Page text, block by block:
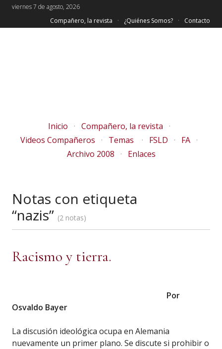
viernes 7 de agosto, 2026
Compañero, la revista
¿Quiénes Somos? Contacto
Inicio
Compañero, la revista
Videos Compañeros
Temas FSLD
FA
Archivo 2008
Enlaces
Notas con etiqueta
“nazis”
2 notas
Racismo y tierra.
Por
Osvaldo Bayer
La discusión ideológica ocupa en Alemania
nuevamente un primer plano. Se discute si prohibir o